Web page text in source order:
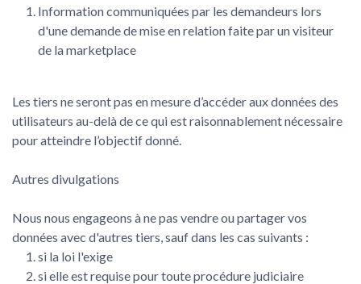
Information communiquées par les demandeurs lors
d'une demande de mise en relation faite par un visiteur
de la marketplace
Les tiers ne seront pas en mesure d’accéder aux données des
utilisateurs au-delà de ce qui est raisonnablement nécessaire
pour atteindre l’objectif donné.
Autres divulgations
Nous nous engageons à ne pas vendre ou partager vos
données avec d'autres tiers, sauf dans les cas suivants :
si la loi l'exige
si elle est requise pour toute procédure judiciaire